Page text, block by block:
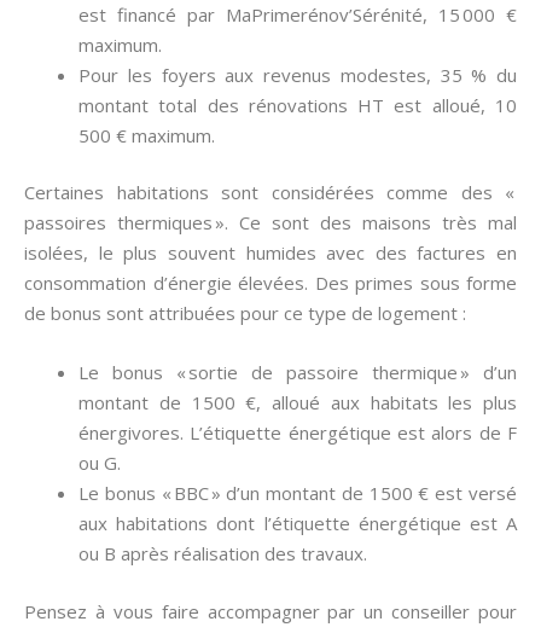
est financé par MaPrimerénov’Sérénité, 15 000 €
maximum.
Pour les foyers aux revenus modestes, 35 % du
montant total des rénovations HT est alloué, 10
500 € maximum.
Certaines habitations sont considérées comme des «
passoires thermiques ». Ce sont des maisons très mal
isolées, le plus souvent humides avec des factures en
consommation d’énergie élevées. Des primes sous forme
de bonus sont attribuées pour ce type de logement :
Le bonus « sortie de passoire thermique » d’un
montant de 1500 €, alloué aux habitats les plus
énergivores. L’étiquette énergétique est alors de F
ou G.
Le bonus « BBC » d’un montant de 1500 € est versé
aux habitations dont l’étiquette énergétique est A
ou B après réalisation des travaux.
Pensez à vous faire accompagner par un conseiller pour